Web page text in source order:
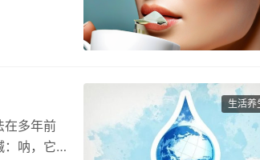
生活养
在多年前
：呐，它